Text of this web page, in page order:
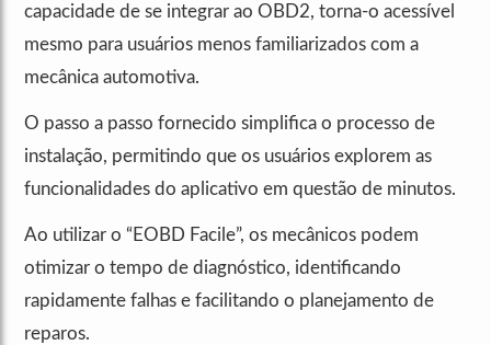
capacidade de se integrar ao OBD2, torna-o acessível
mesmo para usuários menos familiarizados com a
mecânica automotiva.
O passo a passo fornecido simplifica o processo de
instalação, permitindo que os usuários explorem as
funcionalidades do aplicativo em questão de minutos.
Ao utilizar o “EOBD Facile”, os mecânicos podem
otimizar o tempo de diagnóstico, identificando
rapidamente falhas e facilitando o planejamento de
reparos.